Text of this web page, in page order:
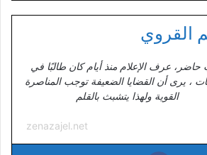
القروي
حاضر، عرف الإعلام منذ أيام كان طالبًا في
، يرى أن القضايا الضعيفة توجب المناصرة
القوية ولهذا يتشبث بالقلم
zenazajel.net